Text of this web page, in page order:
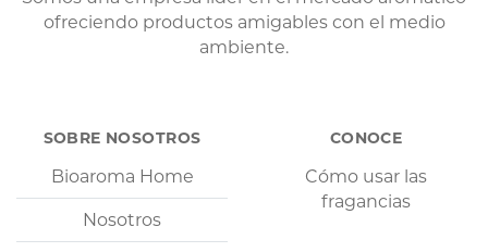
ofreciendo productos amigables con el medio
ambiente.
SOBRE NOSOTROS
Bioaroma Home
Nosotros
CONOCE
Cómo usar las
fragancias